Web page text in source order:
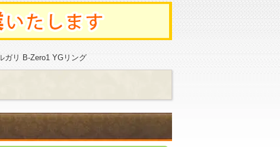
ガリ B-Zero1 YGリング